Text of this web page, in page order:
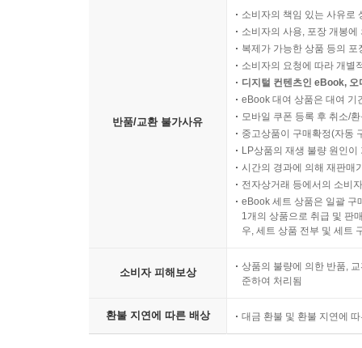
반품/교환 불가사유
소비자의 책임 있는 사유로
소비자의 사용, 포장 개봉
복제가 가능한 상품 등의
소비자의 요청에 따라 개별
디지털 컨텐츠인 eBook,
eBook 대여 상품은 대여 기
모바일 쿠폰 등록 후 취소/
중고상품이 구매확정(자동
LP상품의 재생 불량 원인
시간의 경과에 의해 재판매
전자상거래 등에서의 소비
eBook 세트 상품은 일괄 구
1개의 상품으로 취급 및 판
우, 세트 상품 전부 및 세트
소비자 피해보상
상품의 불량에 의한 반품,
준하여 처리됨
환불 지연에 따른 배상 대금 환불 및 환불 지연에